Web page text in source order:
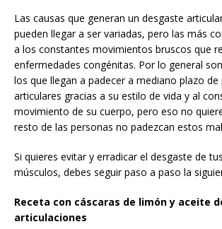
Las causas que generan un desgaste
pueden llegar a ser variadas, pero las más
a los constantes movimientos bruscos que
enfermedades congénitas. Por lo general
los que llegan a padecer a mediano plazo de
articulares gracias a su estilo de vida y al
movimiento de su cuerpo, pero eso no
resto de las personas no padezcan estos
Si quieres evitar y erradicar el desgaste de
músculos, debes seguir paso a paso la
Receta con cáscaras de limón y aceite
articulaciones